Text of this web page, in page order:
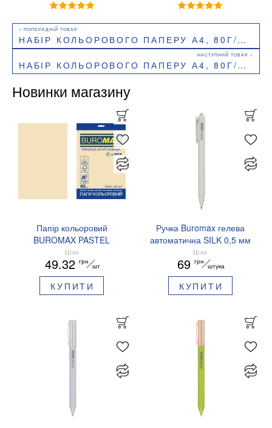
НАБІР КОЛЬОРОВОГО ПАПЕРУ А4, 80Г/М2, PASTEL+NEON, 10 КОЛЬОРІВ, 20 АРКУШІВ. BUROMAX BM.2721720-99
НАБІР КОЛЬОРОВОГО ПАПЕРУ А4, 80Г/М2, PASTEL, 5 КОЛ., 20 АРКУШІВ BUROMAX BM.2721220-99
Новинки магазину
Папір кольоровий
BUROMAX PASTEL
EUROMAX 20 арк А4 80 г/
мс BM.2721220E-08
Ціна
49.32 грн
шт
КУПИТИ
Ручка Buromax гелева
автоматична SILK 0,5 мм
сині чорнила BM.83100
Ціна
69 грн
штука
КУПИТИ